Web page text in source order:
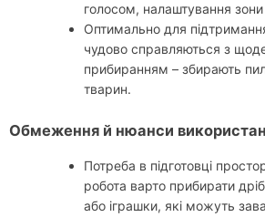
голосом, налаштування
Оптимально для
чудово справляються з
прибиранням – збирають
тварин.
Обмеження й нюанси
Потреба в підготовці
робота варто прибирати
або іграшки, які можуть